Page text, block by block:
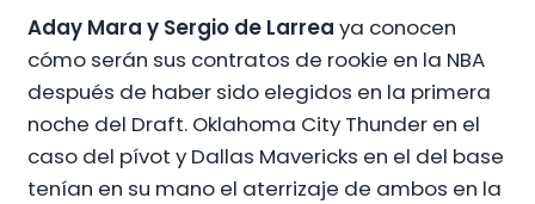
Aday Mara y Sergio de Larrea ya conocen
cómo serán sus contratos de rookie en la NBA
después de haber sido elegidos en la primera
noche del Draft. Oklahoma City Thunder en el
caso del pívot y Dallas Mavericks en el del base
tenían en su mano el aterrizaje de ambos en la